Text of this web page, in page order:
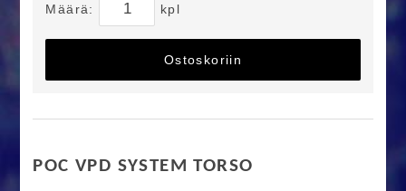
Määrä: kpl
Ostoskoriin
POC VPD SYSTEM TORSO